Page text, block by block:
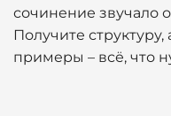
сочинение звучало
Получите
примеры – всё, что